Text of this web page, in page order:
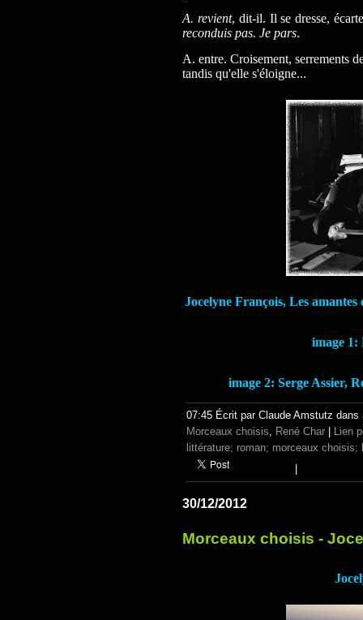
A. revient, dit-il. Il se dresse,
reconduis pas. Je pars.
A. entre. Croisement, serrements
tandis qu'elle s'éloigne...
Jocelyne François, Les
image 1:
image 2: Serge Assier,
07:45 Écrit par Claude Amstutz dans
Morceaux choisis, René Char
Lien
littérature; roman; morceaux choisis;
30/12/2012
Morceaux choisis -